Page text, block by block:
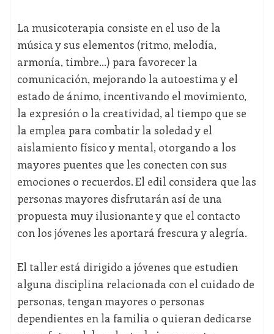
La musicoterapia consiste en el uso de la
música y sus elementos (ritmo, melodía,
armonía, timbre…) para favorecer la
comunicación, mejorando la autoestima y el
estado de ánimo, incentivando el movimiento,
la expresión o la creatividad, al tiempo que se
la emplea para combatir la soledad y el
aislamiento físico y mental, otorgando a los
mayores puentes que les conecten con sus
emociones o recuerdos. El edil considera que las
personas mayores disfrutarán así de una
propuesta muy ilusionante y que el contacto
con los jóvenes les aportará frescura y alegría.
El taller está dirigido a jóvenes que estudien
alguna disciplina relacionada con el cuidado de
personas, tengan mayores o personas
dependientes en la familia o quieran dedicarse